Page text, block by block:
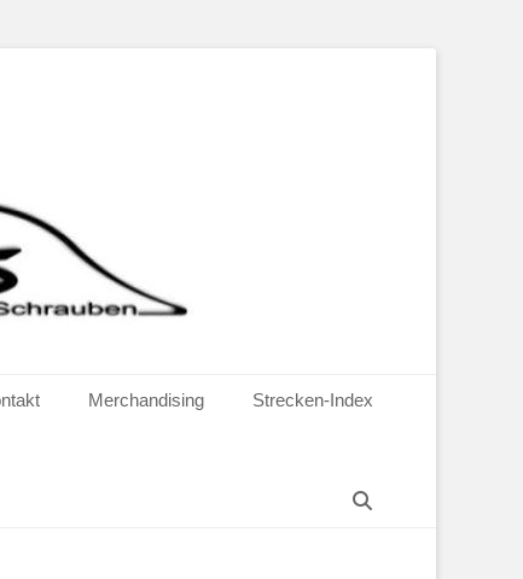
Merchandising Strecken-Index